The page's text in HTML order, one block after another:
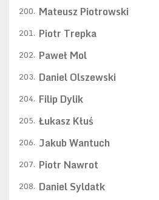
200. Mateusz Piotrowski
201. Piotr Trepka
202. Paweł Mol
203. Daniel Olszewski
204. Filip Dylik
205. Łukasz Kłuś
206. Jakub Wantuch
207. Piotr Nawrot
208. Daniel Syldatk